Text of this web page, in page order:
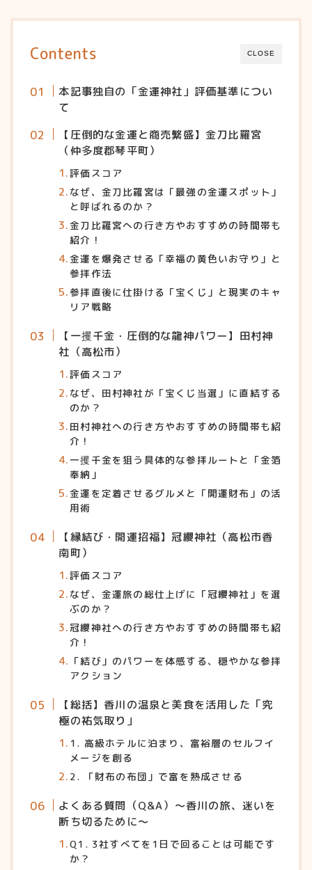
CLOSE
Contents
本記事独自の「金運神社」評価基準につい
て
【圧倒的な金運と商売繁盛】金刀比羅宮
（仲多度郡琴平町）
評価スコア
なぜ、金刀比羅宮は「最強の金運スポット」
と呼ばれるのか？
金刀比羅宮への行き方やおすすめの時間帯も
紹介！
金運を爆発させる「幸福の黄色いお守り」と
参拝作法
参拝直後に仕掛ける「宝くじ」と現実のキャ
リア戦略
【一攫千金・圧倒的な龍神パワー】田村神
社（高松市）
評価スコア
なぜ、田村神社が「宝くじ当選」に直結する
のか？
田村神社への行き方やおすすめの時間帯も紹
介！
一攫千金を狙う具体的な参拝ルートと「金箔
奉納」
金運を定着させるグルメと「開運財布」の活
用術
【縁結び・開運招福】冠纓神社（高松市香
南町）
評価スコア
なぜ、金運旅の総仕上げに「冠纓神社」を選
ぶのか？
冠纓神社への行き方やおすすめの時間帯も紹
介！
「結び」のパワーを体感する、穏やかな参拝
アクション
【総括】香川の温泉と美食を活用した「究
極の祐気取り」
1. 高級ホテルに泊まり、富裕層のセルフイ
メージを創る
2. 「財布の布団」で富を熟成させる
よくある質問（Q&A）〜香川の旅、迷いを
断ち切るために〜
Q1. 3社すべてを1日で回ることは可能です
か？